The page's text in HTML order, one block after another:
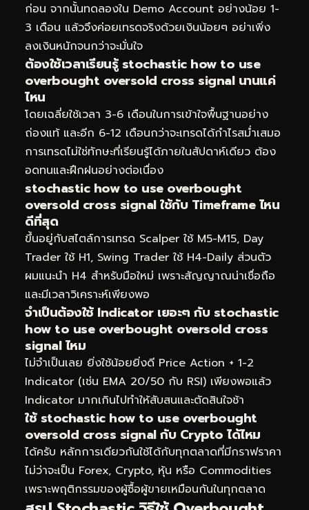
ก่อน จากนั้นทดลองใน Demo Account อย่างน้อย 1-
3 เดือน แล้วจึงค่อยเทรดจริงด้วยเงินน้อยๆ อย่าเพิ่ง
ลงเงินหนักจนกว่าจะมั่นใจ
ต้องใช้เวลาเรียนรู้ stochastic how to use
overbought oversold cross signal นานแค่
ไหน
โดยเฉลี่ยใช้เวลา 3-6 เดือนในการเข้าใจพื้นฐานอย่าง
ถ่องแท้ และอีก 6-12 เดือนกว่าจะเทรดได้กำไรสม่ำเสมอ
การเทรดไม่ใช่ทักษะที่เรียนรู้ได้ภายในสัปดาห์เดียว ต้อง
อดทนและฝึกฝนอย่างต่อเนื่อง
stochastic how to use overbought
oversold cross signal ใช้กับ Timeframe ไหน
ดีที่สุด
ขึ้นอยู่กับสไตล์การเทรด Scalper ใช้ M5-M15, Day
Trader ใช้ H1, Swing Trader ใช้ H4-Daily ส่วนตัว
ผมแนะนำ H4 สำหรับมือใหม่ เพราะสัญญาณน่าเชื่อถือ
และมีเวลาวิเคราะห์เพียงพอ
จำเป็นต้องใช้ Indicator เยอะๆ กับ stochastic
how to use overbought oversold cross
signal ไหม
ไม่จำเป็นเลย ยิ่งใช้น้อยยิ่งดี Price Action + 1-2
Indicator (เช่น EMA 20/50 กับ RSI) เพียงพอแล้ว
Indicator มากเกินไปทำให้สับสนและตัดสินใจช้า
ใช้ stochastic how to use overbought
oversold cross signal กับ Crypto ได้ไหม
ได้ครับ หลักการเดียวกันใช้ได้กับทุกตลาดที่มีกราฟราคา
ไม่ว่าจะเป็น Forex, Crypto, หุ้น หรือ Commodities
เพราะพฤติกรรมของผู้ซื้อผู้ขายเหมือนกันในทุกตลาด